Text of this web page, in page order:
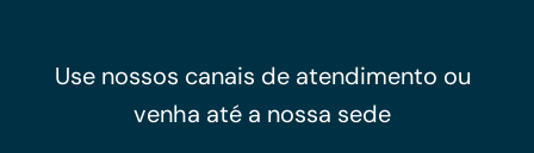
Use nossos canais de atendimento ou
venha até a nossa sede